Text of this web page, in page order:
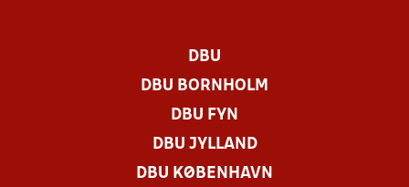
DBU
DBU BORNHOLM
DBU FYN
DBU JYLLAND
DBU KØBENHAVN